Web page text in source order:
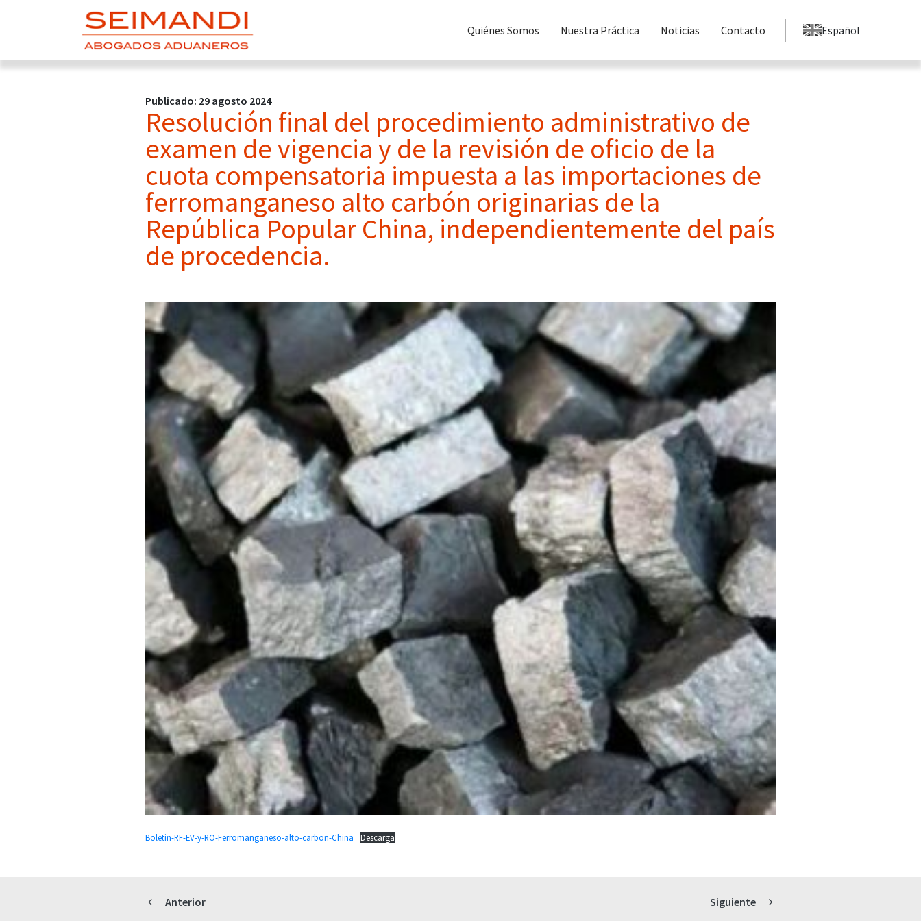
Quiénes Somos Nuestra Práctica Noticias Contacto Español
Publicado: 29 agosto 2024
Resolución final del procedimiento administrativo de
examen de vigencia y de la revisión de oficio de la
cuota compensatoria impuesta a las importaciones de
ferromanganeso alto carbón originarias de la
República Popular China, independientemente del país
de procedencia.
Boletin-RF-EV-y-RO-Ferromanganeso-alto-carbon-China Descarga
Anterior Siguiente